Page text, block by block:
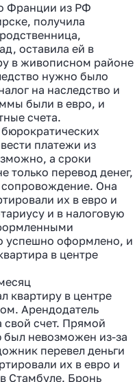
Франции из РФ
получила
оставила ей в
в живописном районе
нужно было
на наследство и
были в евро, и
счета.
платежи из
а сроки
только перевод денег,
сопровождение. Она
их в евро и
и в налоговую
успешно оформлено, и
в центре
квартиру в центре
Арендодатель
свой счет. Прямой
невозможен из-за
перевел деньги
их в евро и
Стамбуле. Бронь